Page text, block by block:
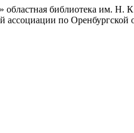
областная библиотека им. Н.
ассоциации по